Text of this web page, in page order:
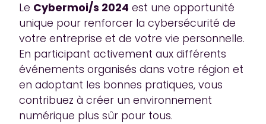
Le Cybermoi/s 2024 est une opportunité
unique pour renforcer la cybersécurité de
votre entreprise et de votre vie personnelle.
En participant activement aux différents
événements organisés dans votre région et
en adoptant les bonnes pratiques, vous
contribuez à créer un environnement
numérique plus sûr pour tous.